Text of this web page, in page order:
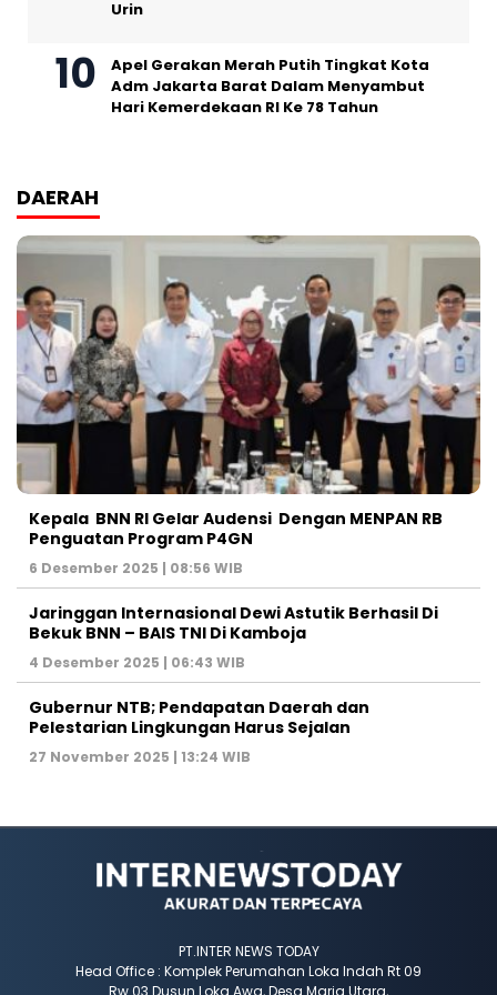
Urin
Apel Gerakan Merah Putih Tingkat Kota
Adm Jakarta Barat Dalam Menyambut
Hari Kemerdekaan RI Ke 78 Tahun
DAERAH
Kepala BNN RI Gelar Audensi Dengan MENPAN RB
Penguatan Program P4GN
6 Desember 2025 | 08:56 WIB
Jaringgan Internasional Dewi Astutik Berhasil Di
Bekuk BNN – BAIS TNI Di Kamboja
4 Desember 2025 | 06:43 WIB
Gubernur NTB; Pendapatan Daerah dan
Pelestarian Lingkungan Harus Sejalan
27 November 2025 | 13:24 WIB
PT.INTER NEWS TODAY
Head Office : Komplek Perumahan Loka Indah Rt 09
Rw 03 Dusun Loka Awa, Desa Maria Utara,